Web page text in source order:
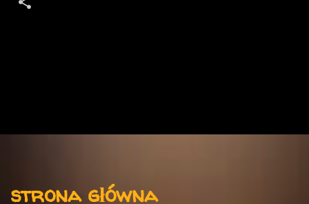
strona główna